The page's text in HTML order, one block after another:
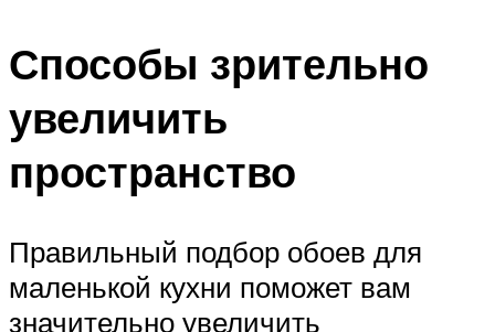
Способы зрительно
увеличить
пространство
Правильный подбор обоев для
маленькой кухни поможет вам
значительно увеличить